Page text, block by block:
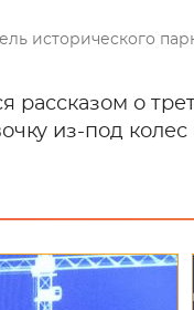
исторического
рассказом о
из-под колес